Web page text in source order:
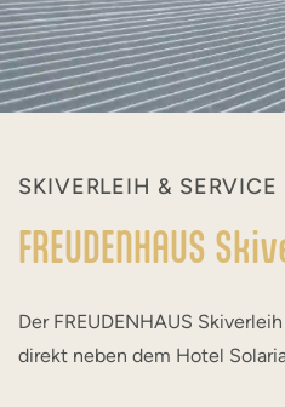
SKIVERLEIH & SERVICE
FREUDENHAUS
Der FREUDENHAUS
direkt neben dem Hotel